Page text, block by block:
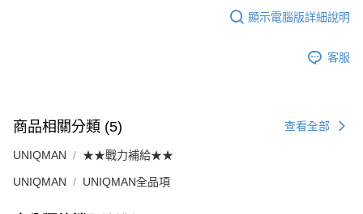
顯示電腦版詳細說明
客服
商品相關分類 (5) 查看全部
UNIQMAN ★★戰力補給★★
UNIQMAN UNIQMAN全品項